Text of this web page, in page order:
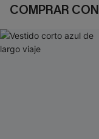
COMPRAR CON